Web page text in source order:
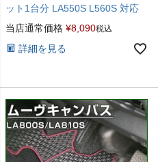
ット1台分 LA550S L560S 対応
当店通常価格 ¥8,090税込
詳細を見る